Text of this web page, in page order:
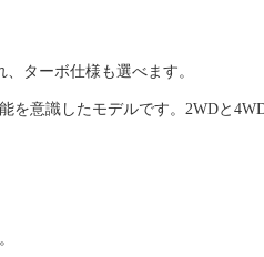
ターボ仕様も選べます。
意識したモデルです。2WDと